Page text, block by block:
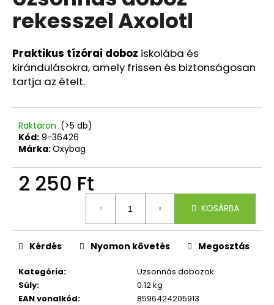
ből
csillag.
rekesszel Axolotl
Praktikus tízórai doboz iskolába és
kirándulásokra, amely frissen és biztonságosan
tartja az ételt.
Raktáron (>5 db)
Kód: 9-36426
Márka:Oxybag
2 250 Ft
KOSÁRBA
Kategória:
Uzsonnás dobozok
Súly:
0.12 kg
EAN vonalkód:
8596424205913
Kérdés Nyomon követés Megosztás
j
á
n
l
j
k
ISKOLAI
HÁTIZSÁK
OXY
940
Ft